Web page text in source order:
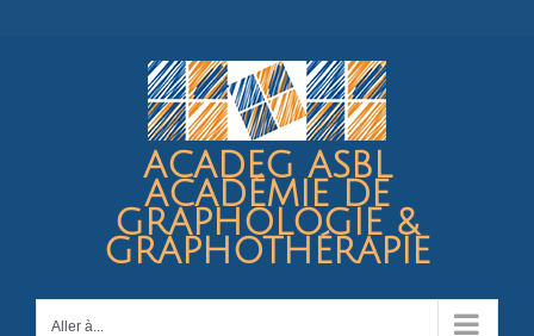
ACADEG ASBL
ACADÉMIE DE
GRAPHOLOGIE &
GRAPHOTHÉRAPIE
Aller à...